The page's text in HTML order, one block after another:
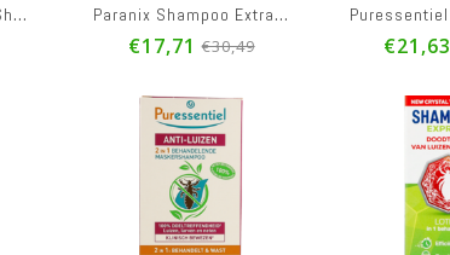
Shampoux Express Shampoo 150ml Paranix Shampoo Extra Strong Kam 200ml
€17,71 €30,49 €21,63